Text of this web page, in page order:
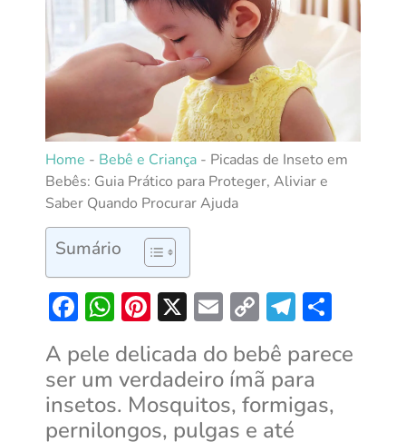
Home - Bebê e Criança - Picadas de Inseto em
Bebês: Guia Prático para Proteger, Aliviar e
Saber Quando Procurar Ajuda
Sumário
Facebook
WhatsApp
Pinterest
X EmailCopy
Link
A pele delicada do bebê parece
ser um verdadeiro ímã para
insetos. Mosquitos, formigas,
pernilongos, pulgas e até